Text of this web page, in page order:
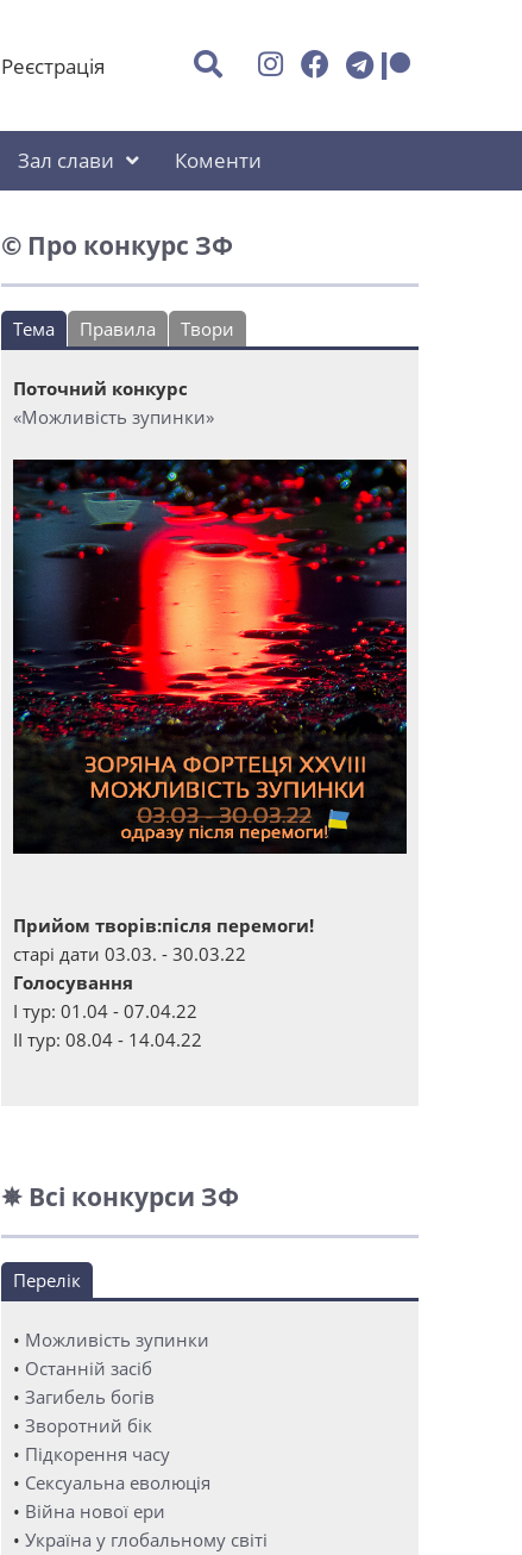
Реєстрація
Зал слави Коменти
© Про конкурс ЗФ
Тема Правила Твори
Поточний конкурс
«Можливість зупинки»
Прийом творів:після перемоги!
старі дати 03.03. - 30.03.22
Голосування
І тур: 01.04 - 07.04.22
ІІ тур: 08.04 - 14.04.22
✵ Всі конкурси ЗФ
Перелік
• Можливість зупинки
• Останній засіб
• Загибель богів
• Зворотний бік
• Підкорення часу
• Сексуальна еволюція
• Війна нової ери
• Україна у глобальному світі